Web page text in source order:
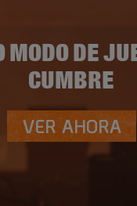
MODO DE
CUMBRE
VER AHORA